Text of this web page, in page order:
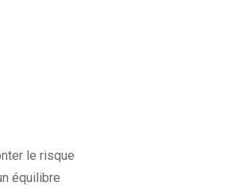
le risque
équilibre